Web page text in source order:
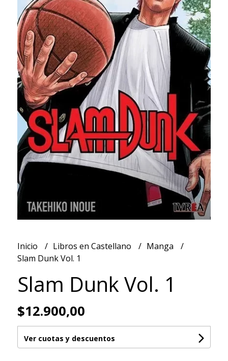
Inicio Libros en Castellano
Manga
Slam Dunk Vol. 1
Slam Dunk Vol. 1
$12.900,00
Ver cuotas y descuentos